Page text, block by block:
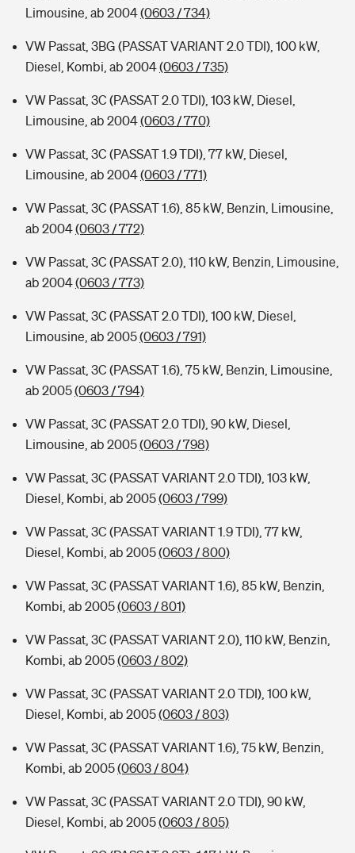
Limousine, ab 2004(0603 / 734)
VW Passat, 3BG (PASSAT VARIANT 2.0 TDI), 100 kW,
Diesel, Kombi, ab 2004(0603 / 735)
VW Passat, 3C (PASSAT 2.0 TDI), 103 kW, Diesel,
Limousine, ab 2004(0603 / 770)
VW Passat, 3C (PASSAT 1.9 TDI), 77 kW, Diesel,
Limousine, ab 2004(0603 / 771)
VW Passat, 3C (PASSAT 1.6), 85 kW, Benzin, Limousine,
ab 2004(0603 / 772)
VW Passat, 3C (PASSAT 2.0), 110 kW, Benzin, Limousine,
ab 2004(0603 / 773)
VW Passat, 3C (PASSAT 2.0 TDI), 100 kW, Diesel,
Limousine, ab 2005(0603 / 791)
VW Passat, 3C (PASSAT 1.6), 75 kW, Benzin, Limousine,
ab 2005(0603 / 794)
VW Passat, 3C (PASSAT 2.0 TDI), 90 kW, Diesel,
Limousine, ab 2005(0603 / 798)
VW Passat, 3C (PASSAT VARIANT 2.0 TDI), 103 kW,
Diesel, Kombi, ab 2005(0603 / 799)
VW Passat, 3C (PASSAT VARIANT 1.9 TDI), 77 kW,
Diesel, Kombi, ab 2005(0603 / 800)
VW Passat, 3C (PASSAT VARIANT 1.6), 85 kW, Benzin,
Kombi, ab 2005(0603 / 801)
VW Passat, 3C (PASSAT VARIANT 2.0), 110 kW, Benzin,
Kombi, ab 2005(0603 / 802)
VW Passat, 3C (PASSAT VARIANT 2.0 TDI), 100 kW,
Diesel, Kombi, ab 2005(0603 / 803)
VW Passat, 3C (PASSAT VARIANT 1.6), 75 kW, Benzin,
Kombi, ab 2005(0603 / 804)
VW Passat, 3C (PASSAT VARIANT 2.0 TDI), 90 kW,
Diesel, Kombi, ab 2005(0603 / 805)